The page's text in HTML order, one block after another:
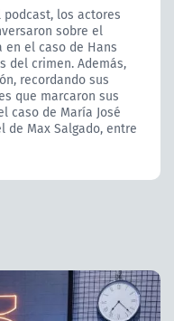
podcast, los actores
sobre el
en el caso de Hans
del crimen. Además,
recordando sus
que marcaron sus
caso de María José
de Max Salgado, entre